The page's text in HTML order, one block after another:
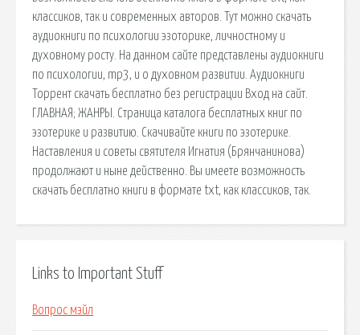
классиков, так и современных авторов. Тут можно скачать
аудиокниги по психологии эзоторике, личностному и
духовному росту. На данном сайте представлены аудиокниги
по психологии, mp3, и о духовном развитии. Аудиокниги
Торрент скачать бесплатно без регистрации Вход на сайт.
ГЛАВНАЯ; ЖАНРЫ. Страница каталога бесплатных книг по
эзотерике и развитию. Скачивайте книги по эзотерике.
Наставления и советы святителя Игнатия (Брянчанинова)
продолжают и ныне действенно. Вы имеете возможность
скачать бесплатно книги в формате txt, как классиков, так.
Links to Important Stuff
Вопрос мэйл